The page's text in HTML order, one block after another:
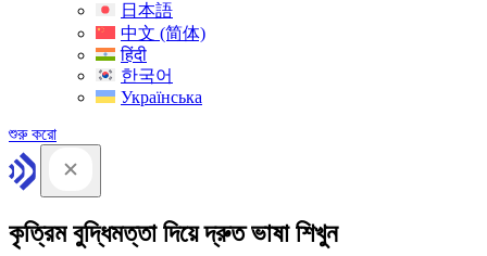
日本語
中文 (简体)
हिंदी
한국어
Українська
শুরু করো
কৃত্রিম বুদ্ধিমত্তা দিয়ে দ্রুত ভাষা শিখুন